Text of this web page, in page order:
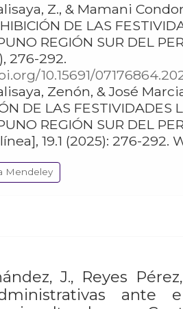
Mamani Condori, J.
REGIÓN SUR DEL
276-292.
10.15691/
& José Marcial Mamani Condori.
DE LAS FESTIVIDADES
REGIÓN SUR DEL
Mendeley
J., Reyes
ante